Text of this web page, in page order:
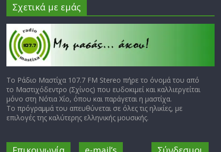
Σχετικά με εμάς
Το Ράδιο Μαστίχα 107.7 FM Stereo πήρε το όνομά του από
το Μαστιχόδεντρο (Σχίνος) που ευδοκιμεί και καλλιεργείται
μόνο στη Νότια Χίο, όπου και παράγεται η μαστίχα.
Το πρόγραμμά του απευθύνεται σε όλες τις ηλικίες, με
επιλογές της καλύτερης ελληνικής μουσικής.